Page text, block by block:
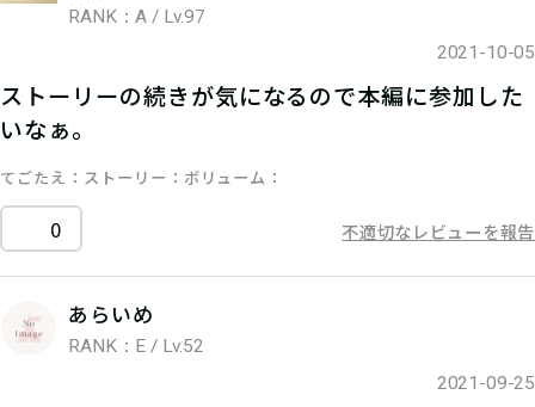
RANK：A / Lv.97
2021-10-05
ストーリーの続きが気になるので本編に参加した
いなぁ。
てごたえ ストーリー ボリューム
0 不適切なレビューを報告
あらいめ
RANK：E / Lv.52
2021-09-25